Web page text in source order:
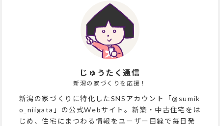
じゅうたく通信
新潟の家づくりを応援！
新潟の家づくりに特化したSNSアカウント「@sumik
o_niigata」の公式Webサイト。新築・中古住宅をは
じめ、住宅にまつわる情報をユーザー目線で毎日発